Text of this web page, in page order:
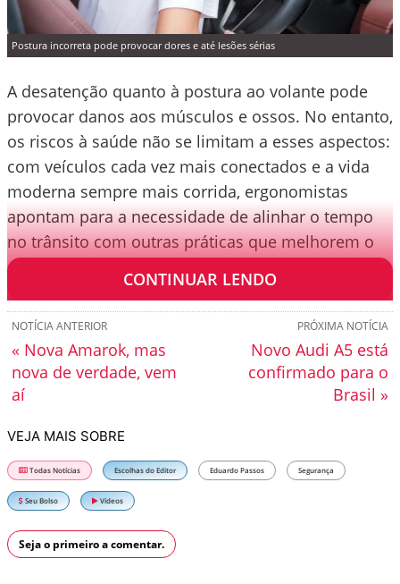
Postura incorreta pode provocar dores e até lesões sérias
A desatenção quanto à postura ao volante pode
provocar danos aos músculos e ossos. No entanto,
os riscos à saúde não se limitam a esses aspectos:
com veículos cada vez mais conectados e a vida
moderna sempre mais corrida, ergonomistas
apontam para a necessidade de alinhar o tempo
no trânsito com outras práticas que melhorem o
deslocamento diário.
CONTINUAR LENDO
PRÓXIMA NOTÍCIA
Novo Audi A5 está
confirmado para o
Brasil »
NOTÍCIA ANTERIOR
« Nova Amarok, mas
nova de verdade, vem
aí
VEJA MAIS SOBRE
Todas Notícias Escolhas do Editor Eduardo Passos Segurança
Seu Bolso Vídeos
Seja o primeiro a comentar.